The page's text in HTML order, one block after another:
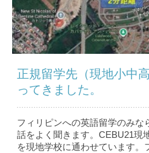
正規留学先（現地小中
ってきました。
フィリピンへの英語留学のみな
話をよく聞きます。CEBU21現
を現地学校に通わせています。